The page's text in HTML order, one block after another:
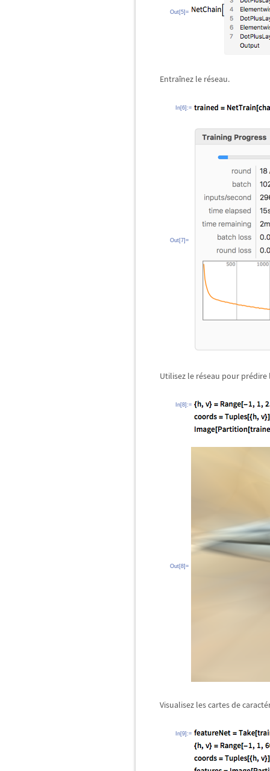
Out[5]=
Entraînez le réseau.
In[6]:=
Out[7]=
Utilisez le réseau pour
In[8]:=
Out[8]=
Visualisez les cartes de
In[9]:=